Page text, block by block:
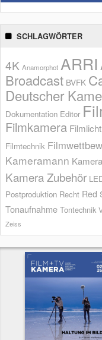
SCHLAGWÖRTER
4K Anamorphot ARRI
Broadcast BVFK
Deutscher
Dokumentation Editor
Filmkamera Filmlicht
Filmtechnik
Kameramann
Kamera Zubehör
Postproduktion Recht Red
Tonaufnahme Tontechnik
Zeiss